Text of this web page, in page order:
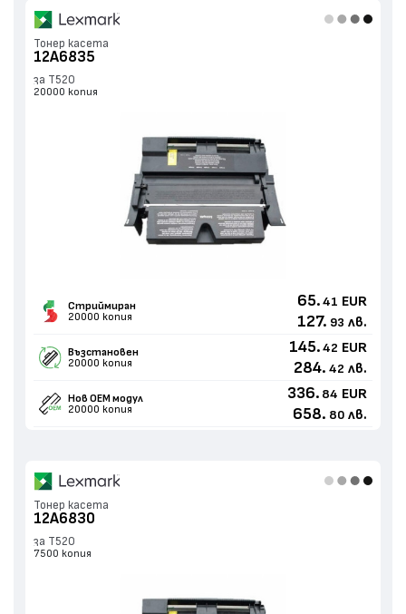
Тонер касета
12A6835
за T520
20000 копия
Стриймиран
20000 копия
65. 41 EUR
127. 93 лв.
Възстановен
20000 копия
145. 42 EUR
284. 42 лв.
Нов ОЕМ модул
20000 копия
336. 84 EUR
658. 80 лв.
Тонер касета
12A6830
за T520
7500 копия